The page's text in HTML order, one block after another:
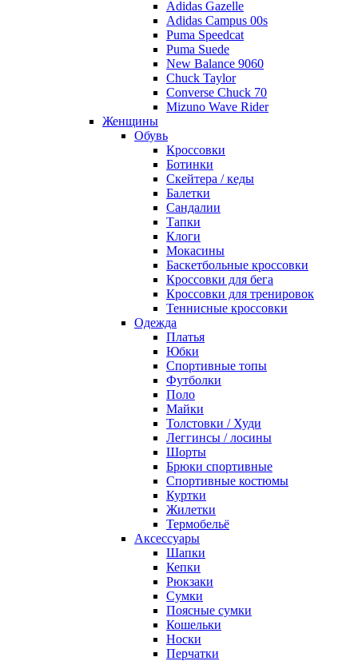
Adidas Gazelle
Adidas Campus 00s
Puma Speedcat
Puma Suede
New Balance 9060
Chuck Taylor
Converse Chuck 70
Mizuno Wave Rider
Женщины
Обувь
Кроссовки
Ботинки
Скейтера / кеды
Балетки
Сандалии
Тапки
Клоги
Мокасины
Баскетбольные кроссовки
Кроссовки для бега
Кроссовки для тренировок
Теннисные кроссовки
Одежда
Платья
Юбки
Спортивные топы
Футболки
Поло
Майки
Толстовки / Худи
Леггинсы / лосины
Шорты
Брюки спортивные
Спортивные костюмы
Куртки
Жилетки
Термобельё
Аксессуары
Шапки
Кепки
Рюкзаки
Сумки
Поясные сумки
Кошельки
Носки
Перчатки